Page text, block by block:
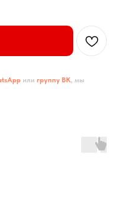
или группу ВК, мы